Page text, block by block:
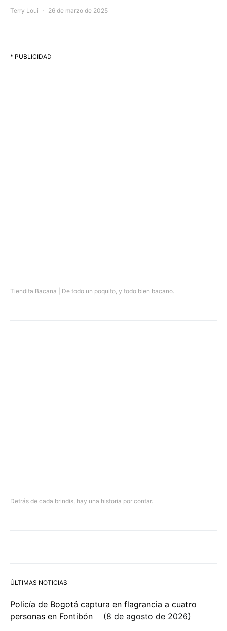
Terry Loui 26 de marzo de 2025
* PUBLICIDAD
Tiendita Bacana | De todo un poquito, y todo bien bacano.
Detrás de cada brindis, hay una historia por contar.
ÚLTIMAS NOTICIAS
Policía de Bogotá captura en flagrancia a cuatro
personas en Fontibón
8 de agosto de 2026